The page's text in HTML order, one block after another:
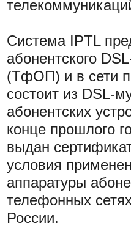
Система IPTL
абонентского
(ТфОП) и в сети
состоит из DSL-
абонентских
конце прошлого
выдан
условия
аппаратуры
телефонных
России.